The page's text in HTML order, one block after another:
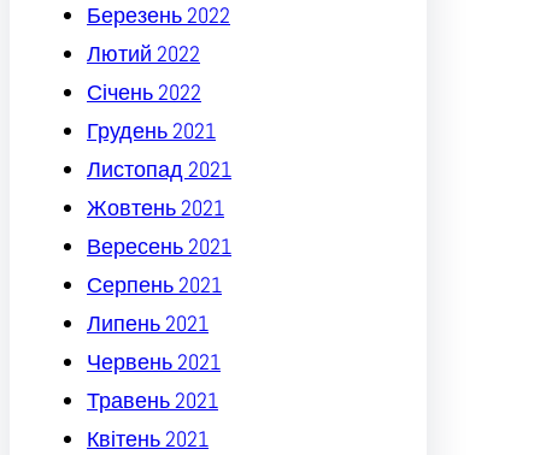
Березень 2022
Лютий 2022
Січень 2022
Грудень 2021
Листопад 2021
Жовтень 2021
Вересень 2021
Серпень 2021
Липень 2021
Червень 2021
Травень 2021
Квітень 2021